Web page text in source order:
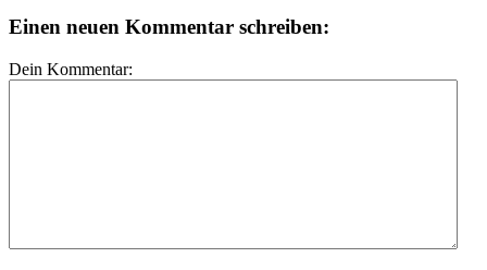
Einen neuen Kommentar schreiben:
Dein Kommentar: